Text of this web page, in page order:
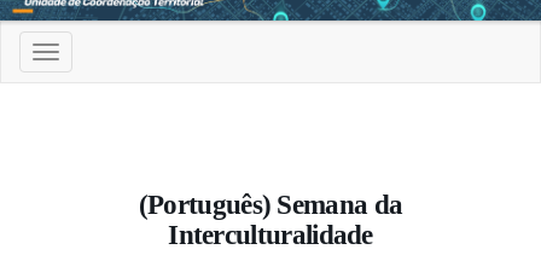
Toggle
navigation
(Português) Semana da
Interculturalidade